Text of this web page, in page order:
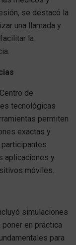
se destacó la
una llamada y
la
de
tecnológicas
permiten
exactas y
aplicaciones y
móviles.
simulaciones
en práctica
para